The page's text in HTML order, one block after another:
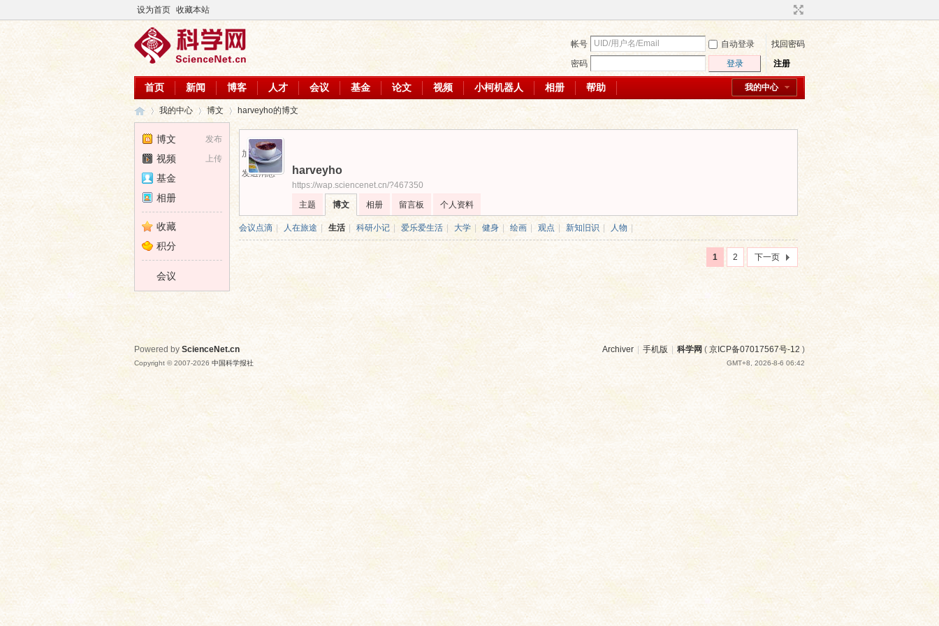
设为首页 收藏本站
帐号 自动登录
找回密码
密码
登录 注册
我的中心
首页 新闻 博客 人才 会议 基金 论文 视频 小柯机器人 相册 帮助
学
›
我的中心 博文 harveyho的博文
加为好友
发送消息
harveyho
https://wap.sciencenet.cn/?467350
主题
博文 相册 留言板 个人资料
会议点滴 人在旅途 | 生活 科研小记 爱乐爱生活 大学 健身 绘画 观点 新知旧识 人物
1 2 下一页
发布
博文
上传
视频
基金
相册
收藏
积分
会议
Archiver 手机版 科学网 ( 京ICP备07017567号-12 )
GMT+8, 2026-8-6 06:42
Powered by ScienceNet.cn
Copyright © 2007-2026 中国科学报社